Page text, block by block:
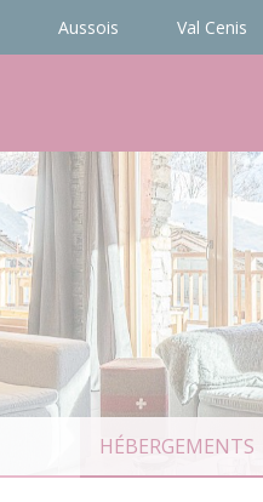
Aussois Val Cenis
HÉBERGEMENTS